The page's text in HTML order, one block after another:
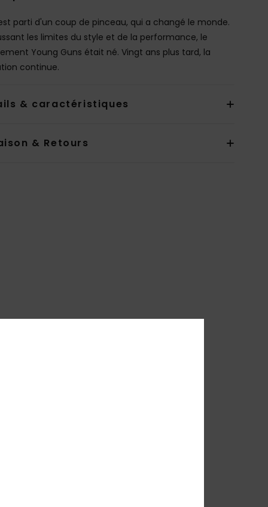
parti d'un coup de pinceau, qui a changé le monde.
les limites du style et de la performance, le
Young Guns était né. Vingt ans plus tard, la
continue.
& caractéristiques
& Retours